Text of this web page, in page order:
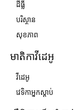
ដីធ្លី
បរិស្ថាន
សុខភាព
មាតិកាវីដេអូ
វីដេអូ
វេទិកាអ្នកស្ដាប់